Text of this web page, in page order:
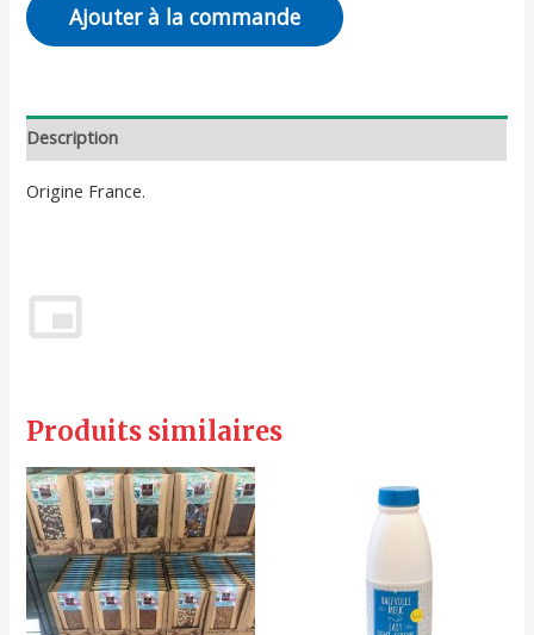
Ajouter à la commande
Description
Origine France.
Produits similaires